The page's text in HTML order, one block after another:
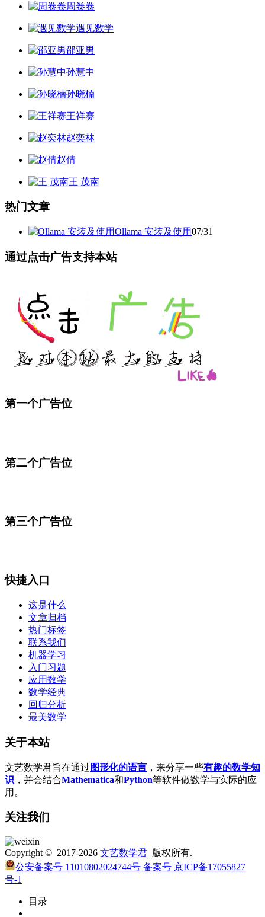
周卷卷
遇见数学
邵亚男
孙慧中
孙晓楠
王祥赛
赵奕林
赵倩
王 茂南
热门文章
Ollama 安装及使用07/31
通过点击广告支持本站
第一个广告位
第二个广告位
第三个广告位
快捷入口
这是什么
文章归档
热门标签
联系我们
机器学习
入门习题
应用数学
数学经典
回归分析
最美数学
关于本站
文艺数学君旨在通过 图形化的语言 ，来分享一些有趣的数学知
识 ，并会结合Mathematica和Python等软件做数学与实际的应
用。
关注我们
Copyright © 2017-2026 文艺数学君 版权所有.
公安备案号 11010802024744号 备案号 京ICP备17055827
号-1
目录